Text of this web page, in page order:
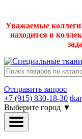
Уважаемые
находится в
Отправить запрос
+7 (915) 830-18-30
Выберите город ▼